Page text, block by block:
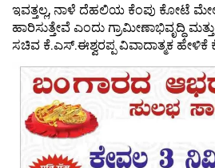
ಇವತ್ತಲ್ಲ, ನಾಳೆ ದೆಹಲಿಯ ಕೆಂಪು ಕೋಟೆ
ಹಾರಿಸುತ್ತೇವೆ ಎಂದು ಗ್ರಾಮೀಣಾಭಿವೃದ್ಧಿ
ಸಚಿವ ಕೆ.ಎಸ್.ಈಶ್ವರಪ್ಪ ವಿವಾದಾತ್ಮಕ ಹೇಳಿಕೆ